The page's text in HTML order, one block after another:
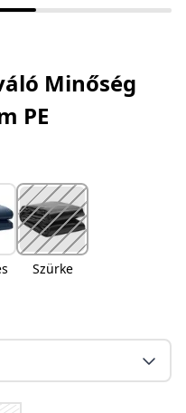
Minőség
PE
Szürke